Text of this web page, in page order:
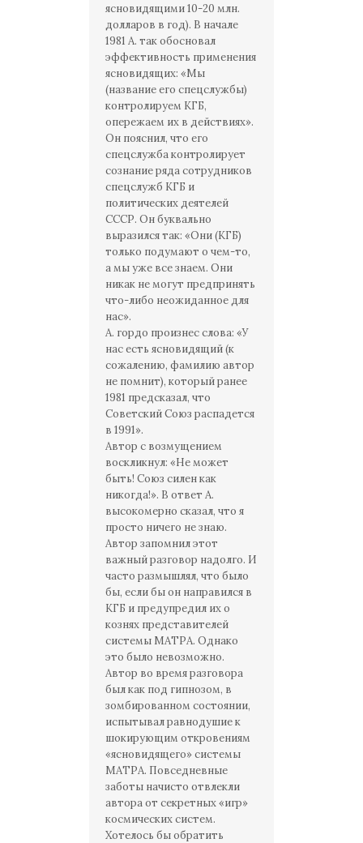
ясновидящими 10-20 млн.
долларов в год). В начале
1981 А. так обосновал
эффективность применения
ясновидящих: «Мы
(название его спецслужбы)
контролируем КГБ,
опережаем их в действиях».
Он пояснил, что его
спецслужба контролирует
сознание ряда сотрудников
спецслужб КГБ и
политических деятелей
СССР. Он буквально
выразился так: «Они (КГБ)
только подумают о чем-то,
а мы уже все знаем. Они
никак не могут предпринять
что-либо неожиданное для
нас».
А. гордо произнес слова: «У
нас есть ясновидящий (к
сожалению, фамилию автор
не помнит), который ранее
1981 предсказал, что
Советский Союз распадется
в 1991».
Автор с возмущением
воскликнул: «Не может
быть! Союз силен как
никогда!». В ответ А.
высокомерно сказал, что я
просто ничего не знаю.
Автор запомнил этот
важный разговор надолго. И
часто размышлял, что было
бы, если бы он направился в
КГБ и предупредил их о
кознях представителей
системы МАТРА. Однако
это было невозможно.
Автор во время разговора
был как под гипнозом, в
зомбированном состоянии,
испытывал равнодушие к
шокирующим откровениям
«ясновидящего» системы
МАТРА. Повседневные
заботы начисто отвлекли
автора от секретных «игр»
космических систем.
Хотелось бы обратить